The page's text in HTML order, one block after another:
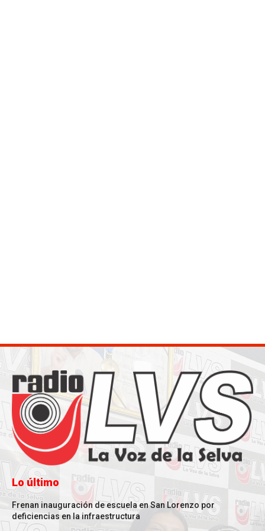
Lo último
Frenan inauguración de escuela en San Lorenzo por
deficiencias en la infraestructura